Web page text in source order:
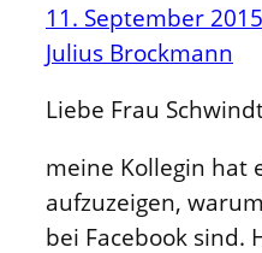
11. September 2015
Julius Brockmann
Liebe Frau
meine Kollegin hat
aufzuzeigen,
bei Facebook sind.